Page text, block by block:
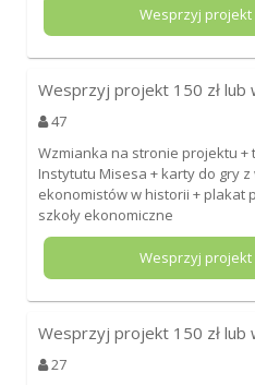
Wesprzyj projekt
Wesprzyj projekt 150 zł lub
47
Wzmianka na stronie projektu
Instytutu Misesa + karty do gry
ekonomistów w historii + plakat
szkoły ekonomiczne
Wesprzyj projekt
Wesprzyj projekt 150 zł lub
27